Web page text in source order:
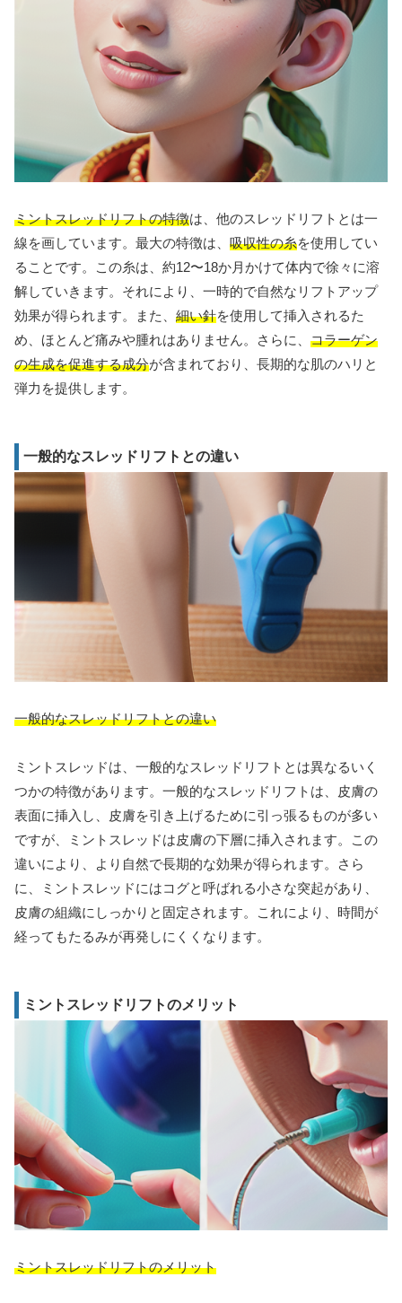
ミントスレッドリフトの特徴は、他のスレッドリフトとは一
線を画しています。最大の特徴は、 吸収性の糸を使用してい
ることです。この糸は、約12〜18か月かけて体内で徐々に溶
解していきます。それにより、一時的で自然なリフトアップ
効果が得られます。また、 細い針を使用して挿入されるた
め、ほとんど痛みや腫れはありません。さらに、 コラーゲン
の生成を促進する成分が含まれており、長期的な肌のハリと
弾力を提供します。
一般的なスレッドリフトとの違い
一般的なスレッドリフトとの違い
ミントスレッドは、一般的なスレッドリフトとは異なるいく
つかの特徴があります。一般的なスレッドリフトは、皮膚の
表面に挿入し、皮膚を引き上げるために引っ張るものが多い
ですが、ミントスレッドは皮膚の下層に挿入されます。この
違いにより、より自然で長期的な効果が得られます。さら
に、ミントスレッドにはコグと呼ばれる小さな突起があり、
皮膚の組織にしっかりと固定されます。これにより、時間が
経ってもたるみが再発しにくくなります。
ミントスレッドリフトのメリット
ミントスレッドリフトのメリット